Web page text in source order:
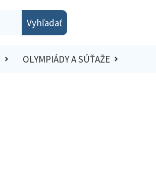
Vyhľadať
OLYMPIÁDY A SÚŤAŽE